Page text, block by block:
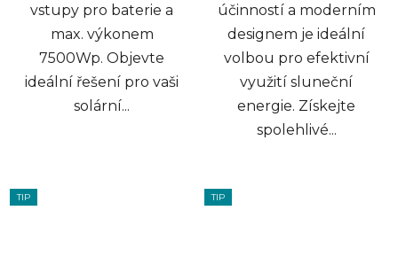
vstupy pro baterie a
max. výkonem
7500Wp. Objevte
ideální řešení pro vaši
solární...
účinností a moderním
designem je ideální
volbou pro efektivní
využití sluneční
energie. Získejte
spolehlivé...
TIP TIP